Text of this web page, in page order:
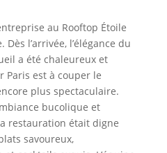
au Rooftop Étoile
l’arrivée, l’élégance du
a été chaleureux et
Paris est à couper le
plus spectaculaire.
bucolique et
restauration était digne
savoureux,